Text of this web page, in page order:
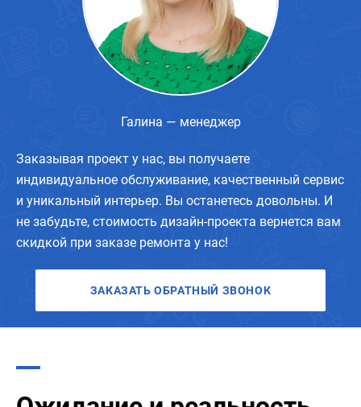
Заказывая проект у нас, вы получаете
индивидуальное обслуживание, качественный сервис
и уникальный интерьер. Вы останетесь довольны. И
не забудьте, стоимость дизайн-проекта вернется вам
скидкой при заказе ремонта у нас!
ЗАКАЗАТЬ ОБРАТНЫЙ ЗВОНОК
Галина — менеджер